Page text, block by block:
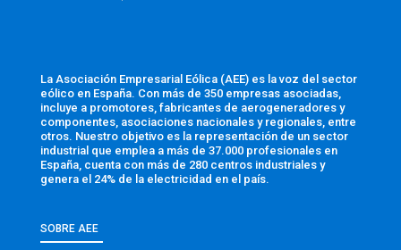
La Asociación Empresarial Eólica (AEE) es la voz del sector
eólico en España. Con más de 350 empresas asociadas,
incluye a promotores, fabricantes de aerogeneradores y
componentes, asociaciones nacionales y regionales, entre
otros. Nuestro objetivo es la representación de un sector
industrial que emplea a más de 37.000 profesionales en
España, cuenta con más de 280 centros industriales y
genera el 24% de la electricidad en el país.
SOBRE AEE